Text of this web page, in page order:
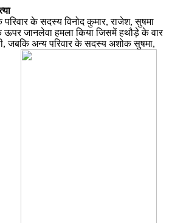
के सदस्य विनोद कुमार, राजेश, सुषमा
जानलेवा हमला किया जिसमें हथौड़े के वार
जबकि अन्य परिवार के सदस्य अशोक सुषमा,